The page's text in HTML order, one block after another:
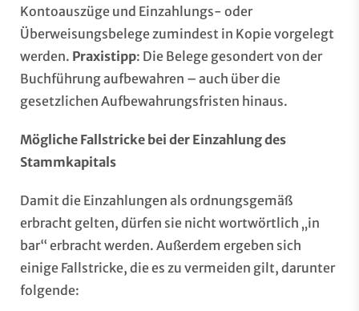
Kontoauszüge und Einzahlungs- oder
Überweisungsbelege zumindest in Kopie vorgelegt
werden. Praxistipp: Die Belege gesondert von der
Buchführung aufbewahren – auch über die
gesetzlichen Aufbewahrungsfristen hinaus.
Mögliche Fallstricke bei der Einzahlung des
Stammkapitals
Damit die Einzahlungen als ordnungsgemäß
erbracht gelten, dürfen sie nicht wortwörtlich „in
bar“ erbracht werden. Außerdem ergeben sich
einige Fallstricke, die es zu vermeiden gilt, darunter
folgende: